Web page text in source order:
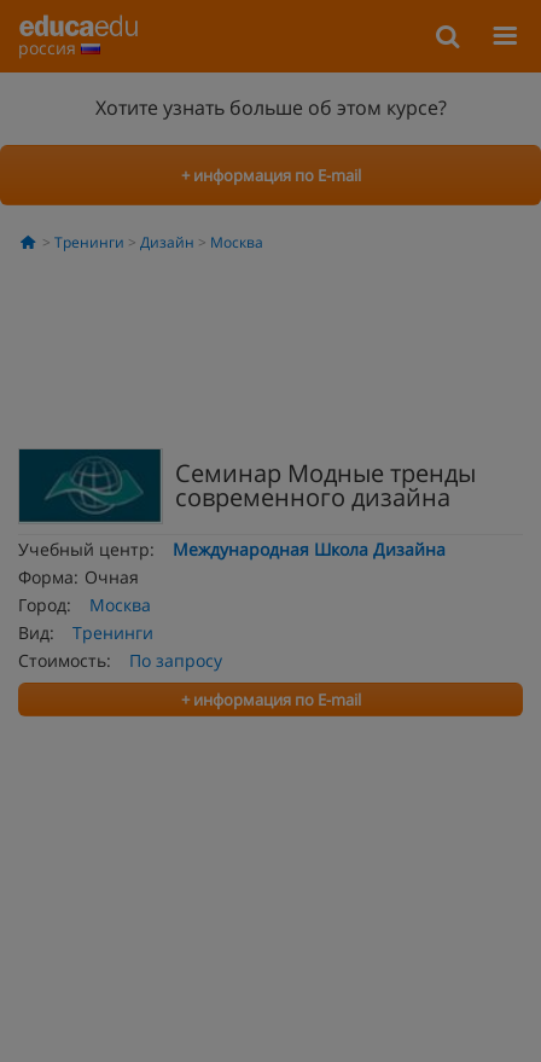
россия
Хотите узнать больше об этом курсе?
+ информация по E-mail
Тренинги Дизайн Москва
Семинар Модные тренды
современного дизайна
Учебный центр:
Международная Школа Дизайна
Форма: Очная
Город:
Москва
Вид:
Тренинги
Стоимость:
По запросу
+ информация по E-mail